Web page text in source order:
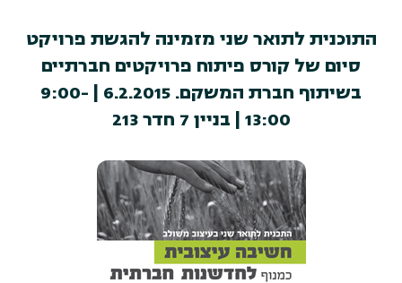
התוכנית לתואר שני מזמינה להגשת פרויקט
סיום של קורס פיתוח פרויקטים חברתיים
בשיתוף חברת המשקם. 6.2.2015 | 9:00-
13:00 | בניין 7 חדר 213